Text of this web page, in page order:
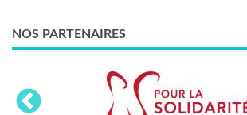
NOS PARTENAIRES